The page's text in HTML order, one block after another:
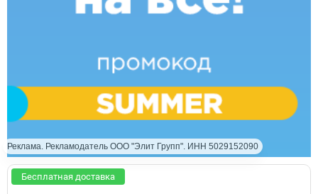
Реклама. Рекламодатель ООО "Элит Групп". ИНН 5029152090
Бесплатная доставка